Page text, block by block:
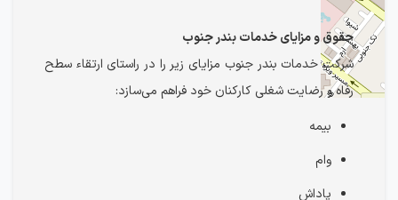
حقوق و مزایای خدمات بندر جنوب
شرکت خدمات بندر جنوب مزایای زیر را در راستای ارتقاء سطح
رفاه و رضایت شغلی کارکنان خود فراهم می‌سازد:
بیمه
وام
پاداش